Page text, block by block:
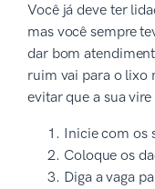
Você já deve ter
mas você sempre
dar bom
ruim vai para o lixo
evitar que a sua
Inicie com os
Coloque os
Diga a vaga